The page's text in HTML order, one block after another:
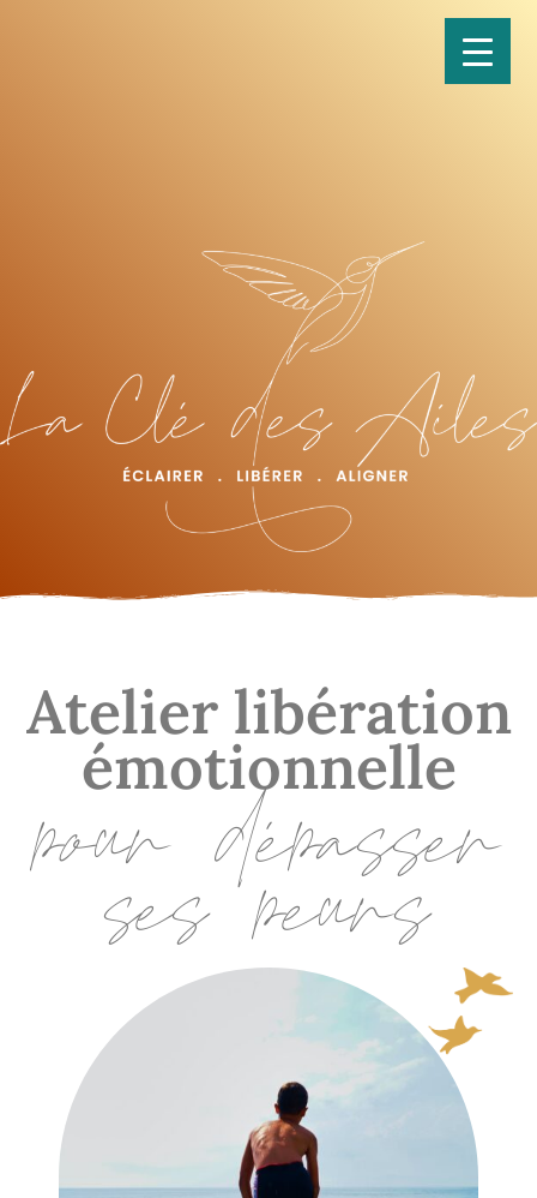
Atelier libération
émotionnelle
pour dépasser
ses peurs